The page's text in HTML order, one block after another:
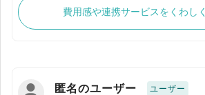
費用感や連携サービスをくわし
匿名のユーザー ユーザー